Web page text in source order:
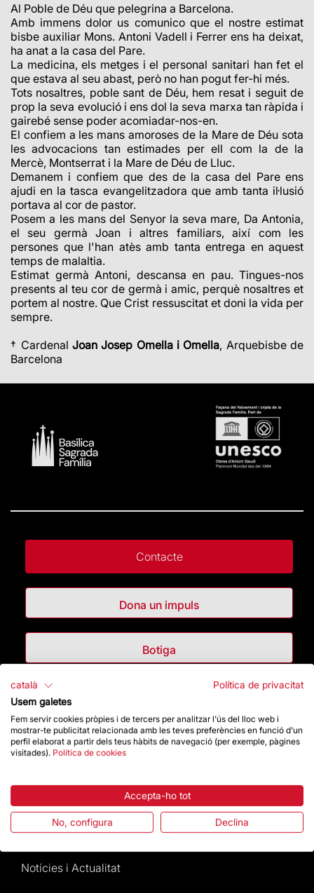
Al Poble de Déu que pelegrina a Barcelona.
Amb immens dolor us comunico que el nostre estimat
bisbe auxiliar Mons. Antoni Vadell i Ferrer ens ha deixat,
ha anat a la casa del Pare.
La medicina, els metges i el personal sanitari han fet el
que estava al seu abast, però no han pogut fer-hi més.
Tots nosaltres, poble sant de Déu, hem resat i seguit de
prop la seva evolució i ens dol la seva marxa tan ràpida i
gairebé sense poder acomiadar-nos-en.
El confiem a les mans amoroses de la Mare de Déu sota
les advocacions tan estimades per ell com la de la
Mercè, Montserrat i la Mare de Déu de Lluc.
Demanem i confiem que des de la casa del Pare ens
ajudi en la tasca evangelitzadora que amb tanta il·lusió
portava al cor de pastor.
Posem a les mans del Senyor la seva mare, Da Antonia,
el seu germà Joan i altres familiars, així com les
persones que l'han atès amb tanta entrega en aquest
temps de malaltia.
Estimat germà Antoni, descansa en pau. Tingues-nos
presents al teu cor de germà i amic, perquè nosaltres et
portem al nostre. Que Crist ressuscitat et doni la vida per
sempre.
† Cardenal Joan Josep Omella i Omella, Arquebisbe de
Barcelona
Contacte
Dona un impuls
Botiga
Destacats
La Fundació
Normativa i condicions de compra
Notícies i Actualitat
català
Política de privacitat
Usem galetes
Fem servir cookies pròpies i de tercers per analitzar l'ús del lloc web i
mostrar-te publicitat relacionada amb les teves preferències en funció d'un
perfil elaborat a partir dels teus hàbits de navegació (per exemple, pàgines
visitades). Política de cookies
Accepta-ho tot
No, configura Declina